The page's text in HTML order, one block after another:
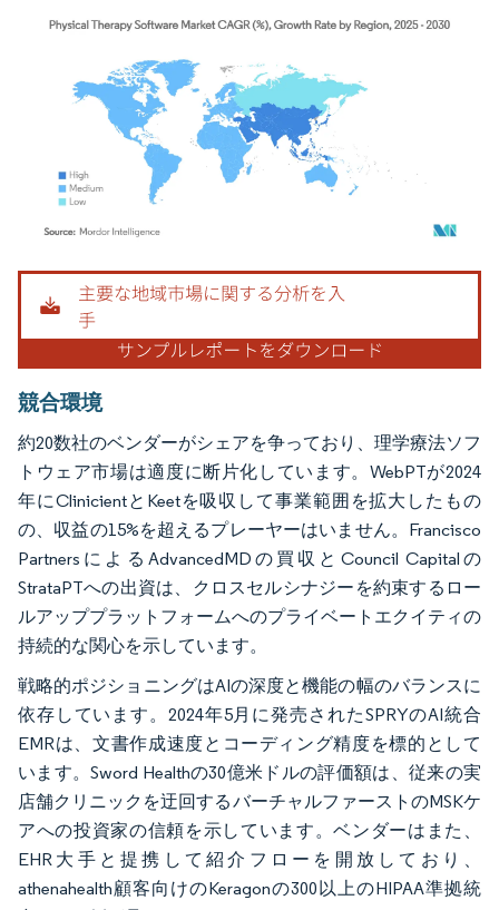
画像 © Mordor Intelligence。再利用にはCC BY 4.0の表示が必要です。
競合環境
約20数社のベンダーがシェアを争っており、理学療法ソフ
トウェア市場は適度に断片化しています。WebPTが2024
年にClinicientとKeetを吸収して事業範囲を拡大したもの
の、収益の15%を超えるプレーヤーはいません。Francisco
PartnersによるAdvancedMDの買収とCouncil Capitalの
StrataPTへの出資は、クロスセルシナジーを約束するロー
ルアッププラットフォームへのプライベートエクイティの
持続的な関心を示しています。
戦略的ポジショニングはAIの深度と機能の幅のバランスに
依存しています。2024年5月に発売されたSPRYのAI統合
EMRは、文書作成速度とコーディング精度を標的として
います。Sword Healthの30億米ドルの評価額は、従来の実
店舗クリニックを迂回するバーチャルファーストのMSKケ
アへの投資家の信頼を示しています。ベンダーはまた、
EHR大手と提携して紹介フローを開放しており、
athenahealth顧客向けのKeragonの300以上のHIPAA準拠統